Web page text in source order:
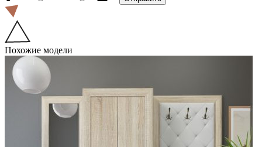
Похожие модели